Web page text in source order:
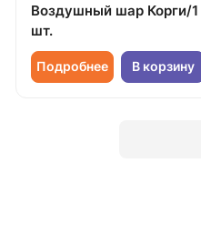
Воздушный шар Корги/1
шт.
Подробнее В корзину